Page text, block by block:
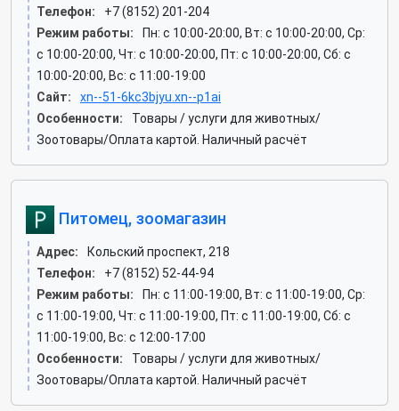
Телефон:
+7 (8152) 201-204
Режим работы:
Пн: c 10:00-20:00, Вт: c 10:00-20:00, Ср:
c 10:00-20:00, Чт: c 10:00-20:00, Пт: c 10:00-20:00, Сб: c
10:00-20:00, Вс: c 11:00-19:00
Сайт:
xn--51-6kc3bjyu.xn--p1ai
Особенности:
Товары / услуги для животных/
Зоотовары/Оплата картой. Наличный расчёт
Питомец, зоомагазин
Адрес:
Кольский проспект, 218
Телефон:
+7 (8152) 52-44-94
Режим работы:
Пн: c 11:00-19:00, Вт: c 11:00-19:00, Ср:
c 11:00-19:00, Чт: c 11:00-19:00, Пт: c 11:00-19:00, Сб: c
11:00-19:00, Вс: c 12:00-17:00
Особенности:
Товары / услуги для животных/
Зоотовары/Оплата картой. Наличный расчёт